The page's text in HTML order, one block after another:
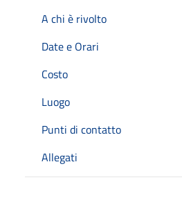
A chi è rivolto
Date e Orari
Costo
Luogo
Punti di contatto
Allegati